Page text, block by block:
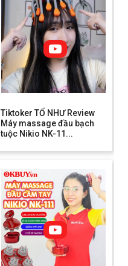
Tiktoker TỐ NHƯ Review
Máy massage đầu bạch
tuộc Nikio NK-11...